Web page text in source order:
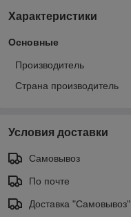
Характеристики
Основные
Производитель
Страна производитель
Условия доставки
Самовывоз
По почте
Доставка "Самовывоз"